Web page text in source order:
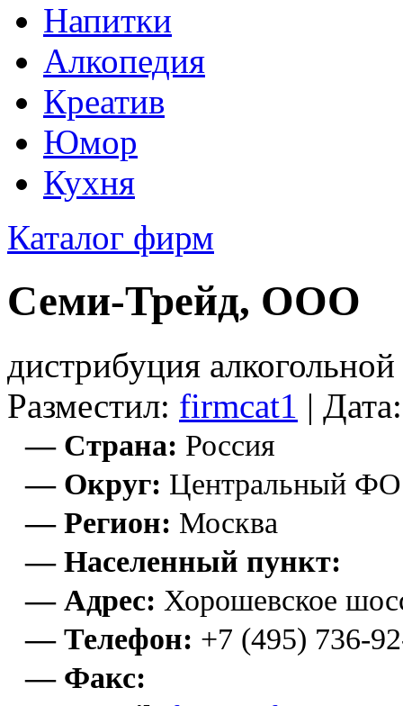
Напитки
Алкопедия
Креатив
Юмор
Кухня
Каталог фирм
Семи-Трейд, ООО
дистрибуция
Разместил: firmcat1 |
— Страна: Россия
— Округ: Центральный ФО
— Регион: Москва
— Населенный пункт:
— Адрес: Хорошевское
— Телефон: +7 (495) 736-
— Факс: